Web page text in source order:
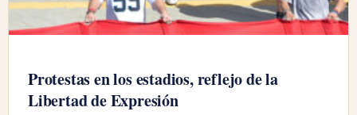
Protestas en los estadios, reflejo de la
Libertad de Expresión